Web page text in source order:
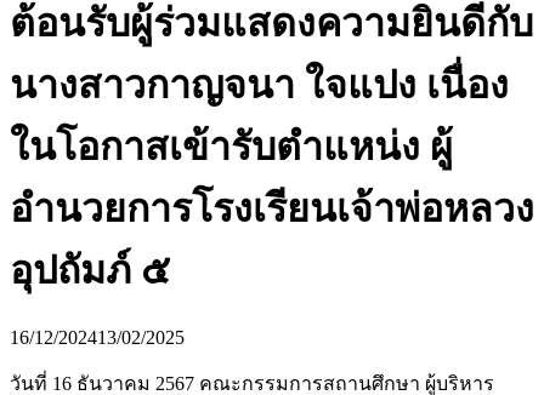
ต้อนรับผู้ร่วมแสดงความยินดีกับ
นางสาวกาญจนา ใจแปง เนื่อง
ในโอกาสเข้ารับตำแหน่ง ผู้
อำนวยการโรงเรียนเจ้าพ่อหลวง
อุปถัมภ์ ๕
16/12/202413/02/2025
วันที่ 16 ธันวาคม 2567 คณะกรรมการสถานศึกษา ผู้บริหาร